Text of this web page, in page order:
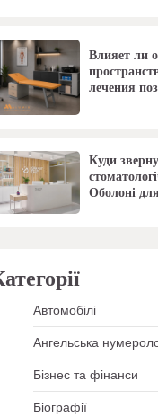
Влияет ли
лечения
Куди
Оболоні
Автомобілі
Ангельська
Бізнес та фінанси
Біографії